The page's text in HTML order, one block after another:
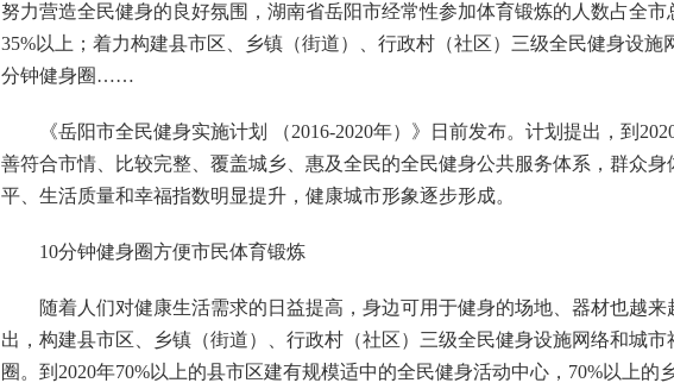
努力营造全民健身的良好氛围，湖南省岳阳市经常性参加体育锻炼的人数占全市
35%以上；着力构建县市区、乡镇（街道）、行政村（社区）三级全民健身设施
分钟健身圈……
《岳阳市全民健身实施计划 （2016-2020年）》日前发布。计划提出，到
善符合市情、比较完整、覆盖城乡、惠及全民的全民健身公共服务体系，群众身
平、生活质量和幸福指数明显提升，健康城市形象逐步形成。
10分钟健身圈方便市民体育锻炼
随着人们对健康生活需求的日益提高，身边可用于健身的场地、器材也越来
出，构建县市区、乡镇（街道）、行政村（社区）三级全民健身设施网络和城市
圈。到2020年70%以上的县市区建有规模适中的全民健身活动中心，70%以上的